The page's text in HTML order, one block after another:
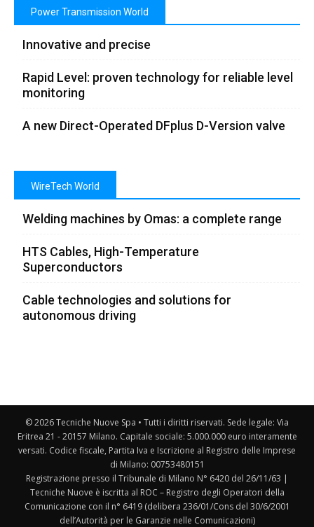
Power Transmission World
Innovative and precise
Rapid Level: proven technology for reliable level
monitoring
A new Direct-Operated DFplus D-Version valve
WireTech World
Welding machines by Omas: a complete range
HTS Cables, High-Temperature
Superconductors
Cable technologies and solutions for
autonomous driving
© 2026 Tecniche Nuove Spa • Tutti i diritti riservati. Sede legale: Via
Eritrea 21 - 20157 Milano. Capitale sociale: 5.000.000 euro interamente
versati. Codice fiscale, Partita Iva e Iscrizione al Registro delle Imprese
di Milano: 00753480151
Registrazione presso il Tribunale di Milano N° 6420 del 26/11/63 |
Tecniche Nuove è iscritta al ROC – Registro degli Operatori della
Comunicazione con il n° 6419 (delibera 236/01/Cons del 30/6/2001
dell’Autorità per le Garanzie nelle Comunicazioni)